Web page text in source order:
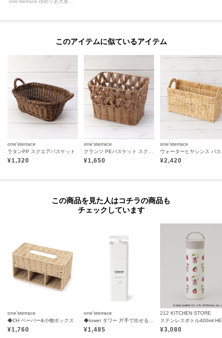
このアイテムに似ているアイテム
one'sterrace
ラタンPP スクエアバスケット
¥1,320
one'sterrace
クランツ PEバスケット スクエア M
¥1,650
one'sterrace
ウ
¥2,420
この商品を見た人はコチラの商品も
チェックしています
one'sterrace
◆CH ペーパー&小物ボックス
¥1,760
one'sterrace
¥1,485
212 KITCHEN STORE
¥3,080